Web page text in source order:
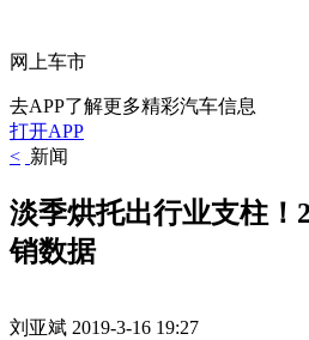
网上车市
去APP了解更多精彩汽车信息
打开APP
< 新闻
淡季烘托出行业支柱！
销数据
刘亚斌 2019-3-16 19:27